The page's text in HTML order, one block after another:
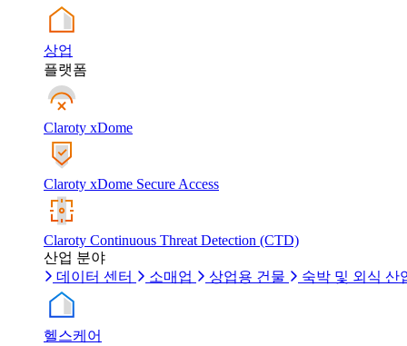
상업
플랫폼
Claroty xDome
Claroty xDome Secure Access
Claroty Continuous Threat Detection (CTD)
산업 분야
데이터 센터
소매업 상업용 건물 숙박 및 외식 산
헬스케어